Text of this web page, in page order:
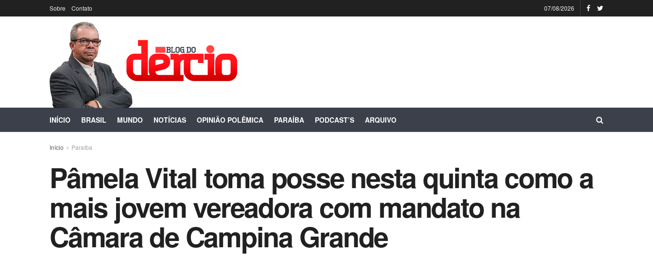
Sobre Contato 07/08/2026
INÍCIO BRASIL MUNDO NOTÍCIAS OPINIÃO POLÊMICA PARAÍBA PODCAST’S ARQUIVO
Início Paraíba
Pâmela Vital toma posse nesta quinta como a
mais jovem vereadora com mandato na
Câmara de Campina Grande